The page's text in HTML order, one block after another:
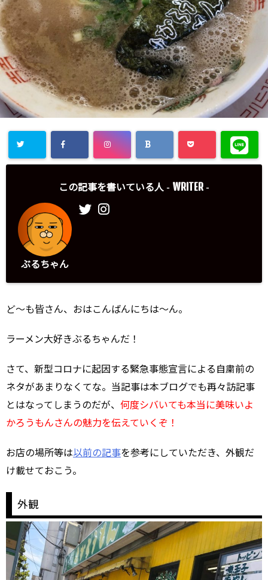
この記事を書いている人 - WRITER -
ぶるちゃん
ど～も皆さん、おはこんばんにちは～ん。
ラーメン大好きぶるちゃんだ！
さて、新型コロナに起因する緊急事態宣言による自粛前の
ネタがあまりなくてな。当記事は本ブログでも再々訪記事
とはなってしまうのだが、 何度シバいても本当に美味いよ
かろうもんさんの魅力を伝えていくぞ！
お店の場所等は以前の記事を参考にしていただき、外観だ
け載せておこう。
外観